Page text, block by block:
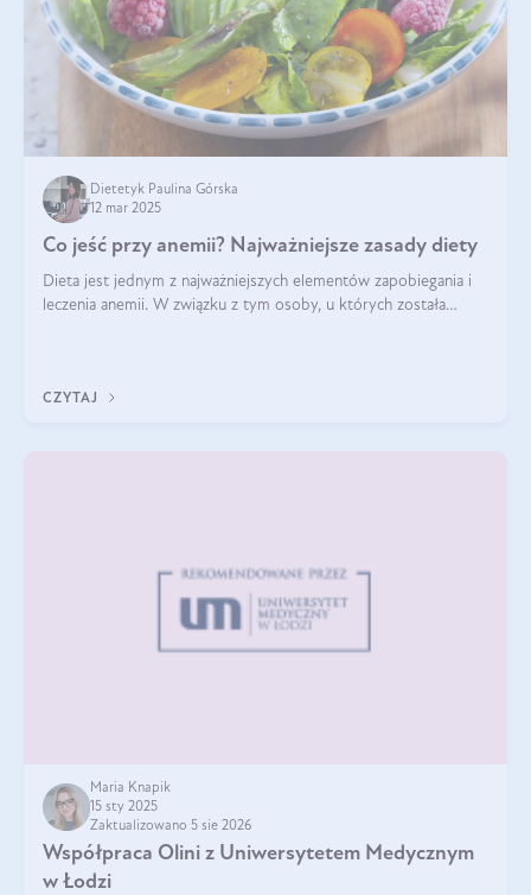
Dietetyk Paulina Górska
12 mar 2025
Co jeść przy anemii? Najważniejsze zasady diety
Dieta jest jednym z najważniejszych elementów zapobiegania i
leczenia anemii. W związku z tym osoby, u których została
CZYTAJ
Maria Knapik
15 sty 2025
Zaktualizowano 5 sie 2026
Współpraca Olini z Uniwersytetem Medycznym
w Łodzi